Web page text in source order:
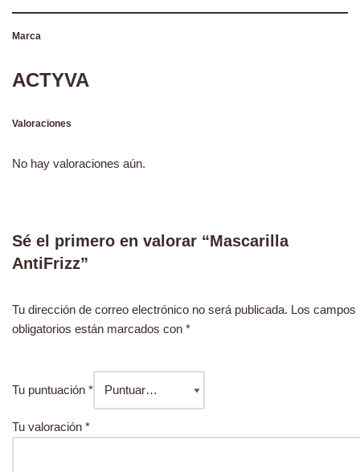
Marca
ACTYVA
Valoraciones
No hay valoraciones aún.
Sé el primero en valorar “Mascarilla
AntiFrizz”
Tu dirección de correo electrónico no será publicada. Los campos
obligatorios están marcados con *
Tu puntuación *
Tu valoración *